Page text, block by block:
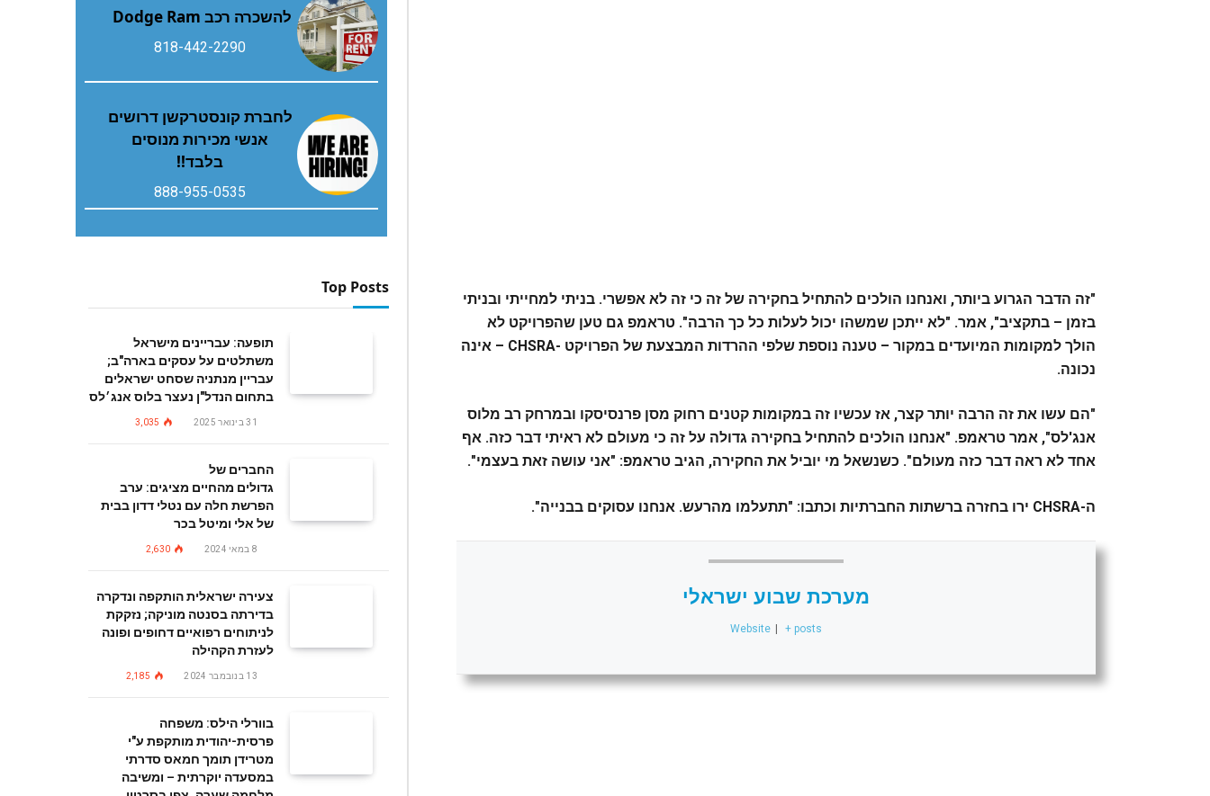
"זה הדבר הגרוע ביותר, ואנחנו הולכים להתחיל בחקירה של זה כי זה לא אפשרי. בניתי למחייתי ובניתי
בזמן – בתקציב", אמר. "לא ייתכן שמשהו יכול לעלות כל כך הרבה". טראמפ גם טען שהפרויקט לא
הולך למקומות המיועדים במקור – טענה נוספת שלפי ההרדות המבצעת של הפרויקט -CHSRA – אינה
נכונה.
"הם עשו את זה הרבה יותר קצר, אז עכשיו זה במקומות קטנים רחוק מסן פרנסיסקו ובמרחק רב מלוס
אנג'לס", אמר טראמפ. "אנחנו הולכים להתחיל בחקירה גדולה על זה כי מעולם לא ראיתי דבר כזה. אף
אחד לא ראה דבר כזה מעולם". כשנשאל מי יוביל את החקירה, הגיב טראמפ: "אני עושה זאת בעצמי".
ה-CHSRA ירו בחזרה ברשתות החברתיות וכתבו: "תתעלמו מהרעש. אנחנו עסוקים בבנייה".
מערכת שבוע ישראלי
Website | + posts
להשכרה רכב Dodge Ram
818-442-2290
לחברת קונסטרקשן דרושים
אנשי מכירות מנוסים
בלבד!!
888-955-0535
Top Posts
תופעה: עבריינים מישראל
משתלטים על עסקים בארה"ב;
עבריין מנתניה שסחט ישראלים
בתחום הנדל"ן נעצר בלוס אנג׳לס
31 בינואר 2025 3,035
החברים של
גדולים מהחיים מציגים: ערב
הפרשת חלה עם נטלי דדון בבית
של אלי ומיטל בכר
8 במאי 2024 2,630
צעירה ישראלית הותקפה ונדקרה
בדירתה בסנטה מוניקה; נזקקת
לניתוחים רפואיים דחופים ופונה
לעזרת הקהילה
13 בנובמבר 2024 2,185
בוורלי הילס: משפחה
פרסית-יהודית מותקפת ע"י
מטרידן תומך חמאס סדרתי
במסעדה יוקרתית – ומשיבה